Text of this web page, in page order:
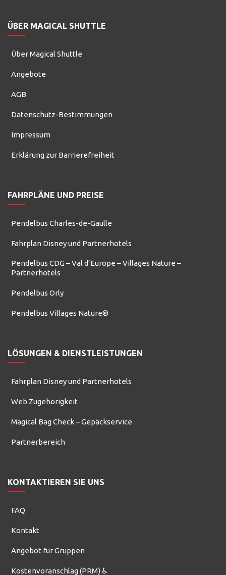
ÜBER MAGICAL SHUTTLE
Über Magical Shuttle
Angebote
AGB
Datenschutz-Bestimmungen
Impressum
Erklärung zur Barrierefreiheit
FAHRPLÄNE UND PREISE
Pendelbus Charles-de-Gaulle
Fahrplan Disney und Partnerhotels
Pendelbus CDG – Val d’Europe – Villages Nature –
Partnerhotels
Pendelbus Orly
Pendelbus Villages Nature®
LÖSUNGEN & DIENSTLEISTUNGEN
Fahrplan Disney und Partnerhotels
Web Zugehörigkeit
Magical Bag Check – Gepäckservice
Partnerbereich
KONTAKTIEREN SIE UNS
FAQ
Kontakt
Angebot für Gruppen
Kostenvoranschlag (PRM) ♿